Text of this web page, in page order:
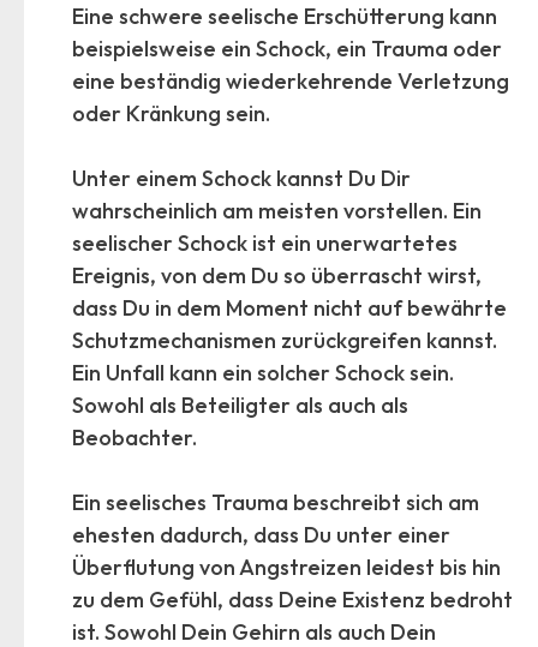
Eine schwere seelische Erschütterung kann
beispielsweise ein Schock, ein Trauma oder
eine beständig wiederkehrende Verletzung
oder Kränkung sein.
Unter einem Schock kannst Du Dir
wahrscheinlich am meisten vorstellen. Ein
seelischer Schock ist ein unerwartetes
Ereignis, von dem Du so überrascht wirst,
dass Du in dem Moment nicht auf bewährte
Schutzmechanismen zurückgreifen kannst.
Ein Unfall kann ein solcher Schock sein.
Sowohl als Beteiligter als auch als
Beobachter.
Ein seelisches Trauma beschreibt sich am
ehesten dadurch, dass Du unter einer
Überflutung von Angstreizen leidest bis hin
zu dem Gefühl, dass Deine Existenz bedroht
ist. Sowohl Dein Gehirn als auch Dein